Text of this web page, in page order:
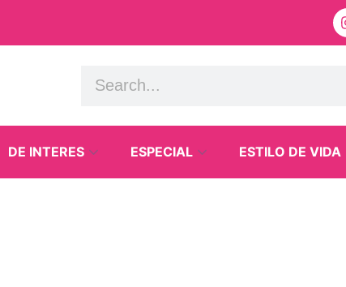
DE INTERES ESPECIAL ESTILO DE VIDA